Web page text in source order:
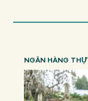
NGÂN HÀNG